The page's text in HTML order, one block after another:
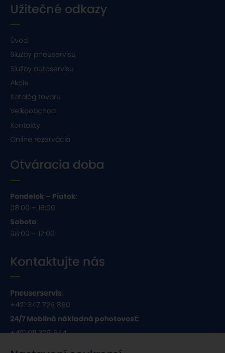
Užitečné odkazy
Úvod
Služby pneuservisu
Služby autoservisu
Akcie
Katalóg tovaru
Velkoobchod
Kontakty
Online rezervácia
Otváracia doba
Pondelok – Piatok:
08:00 – 16:00
Sobota:
08:00 – 12:00
Kontaktujte nás
Pneuserservis:
+421 347 726 860
24/7 Mobilná nákladná pohotovosť:
+421 911 305 644